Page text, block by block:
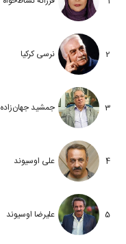
2 نرسی کرکیا
3 جمشید جهان‌زاده
4 علی اوسیوند
5 علیرضا اوسیوند